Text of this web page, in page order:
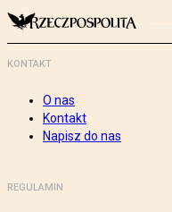
KONTAKT
O nas
Kontakt
Napisz do nas
REGULAMIN